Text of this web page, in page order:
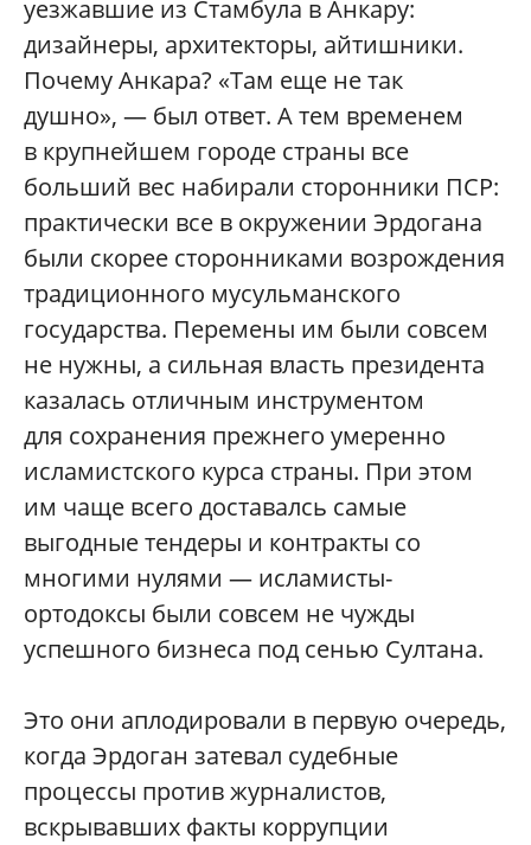
уезжавшие из Стамбула в Анкару:
дизайнеры, архитекторы, айтишники.
Почему Анкара? «Там еще не так
душно», — был ответ. А тем временем
в крупнейшем городе страны все
больший вес набирали сторонники ПСР:
практически все в окружении Эрдогана
были скорее сторонниками возрождения
традиционного мусульманского
государства. Перемены им были совсем
не нужны, а сильная власть президента
казалась отличным инструментом
для сохранения прежнего умеренно
исламистского курса страны. При этом
им чаще всего доставалсь самые
выгодные тендеры и контракты со
многими нулями — исламисты-
ортодоксы были совсем не чужды
успешного бизнеса под сенью Султана.
Это они аплодировали в первую очередь,
когда Эрдоган затевал судебные
процессы против журналистов,
вскрывавших факты коррупции